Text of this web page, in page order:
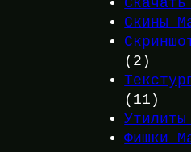
Скины
(2)
(11)
Фишки